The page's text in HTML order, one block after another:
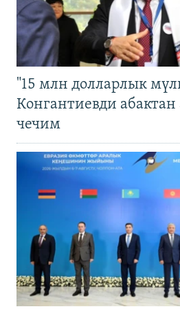
"15 млн долларлык
Конгантиевди
чечим